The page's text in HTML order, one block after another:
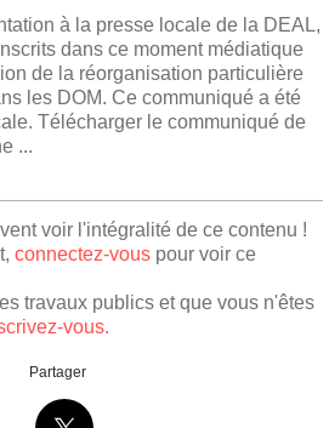
à la presse locale de la DEAL,
dans ce moment médiatique
de la réorganisation particulière
les DOM. Ce communiqué a été
Télécharger le communiqué de
...
voir l'intégralité de ce contenu !
connectez-vous pour voir ce
travaux publics et que vous n'êtes
vous.
Partager